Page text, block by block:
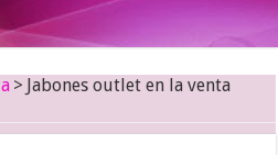
> Jabones outlet en la venta